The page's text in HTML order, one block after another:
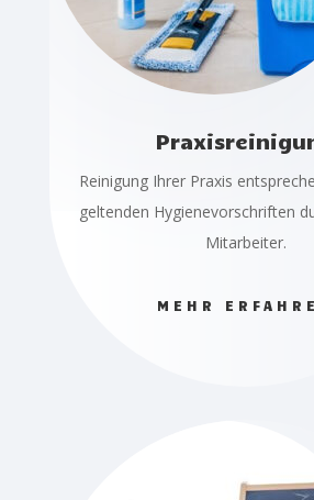
Reinigung Ihrer Praxis
geltenden Hygienevorschriften
Mitarbeiter.
MEHR